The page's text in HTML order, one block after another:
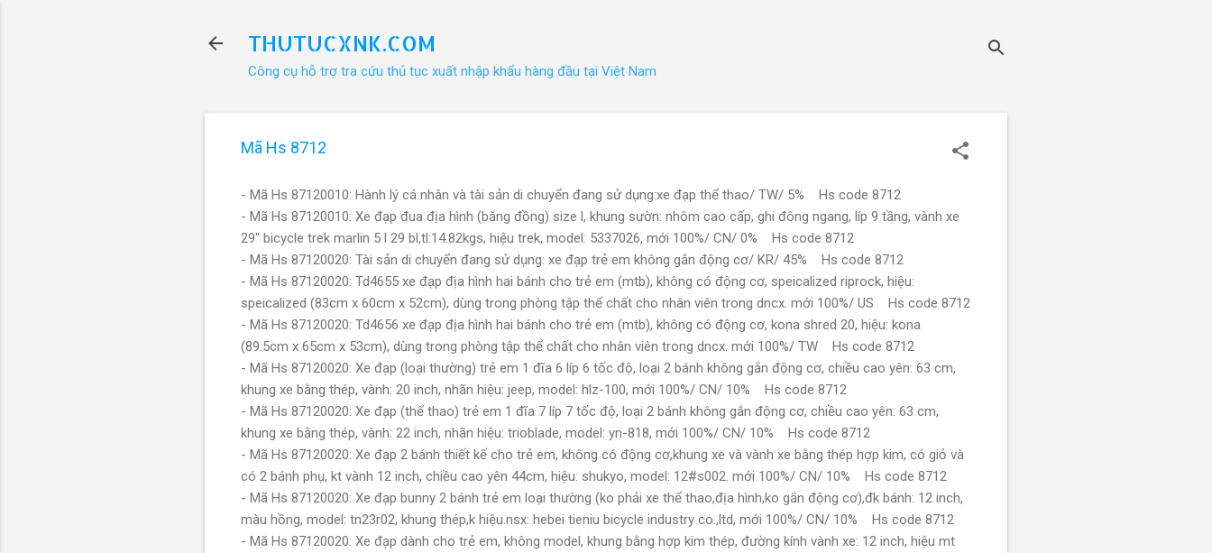
THUTUCXNK.COM
Công cụ hỗ trợ tra cứu thủ tục xuất nhập khẩu hàng đầu tại Việt Nam
Mã Hs 8712
- Mã Hs 87120010: Hành lý cá nhân và tài sản di chuyển đang sử dụng:xe đạp thể thao/ TW/ 5% Hs code 8712
- Mã Hs 87120010: Xe đạp đua địa hình (băng đồng) size l, khung sườn: nhôm cao cấp, ghi đông ngang, líp 9 tầng, vành xe
29" bicycle trek marlin 5 l 29 bl,tl:14.82kgs, hiệu trek, model: 5337026, mới 100%/ CN/ 0% Hs code 8712
- Mã Hs 87120020: Tài sản di chuyển đang sử dụng: xe đạp trẻ em không gắn động cơ/ KR/ 45% Hs code 8712
- Mã Hs 87120020: Td4655 xe đạp địa hình hai bánh cho trẻ em (mtb), không có động cơ, speicalized riprock, hiệu:
speicalized (83cm x 60cm x 52cm), dùng trong phòng tập thể chất cho nhân viên trong dncx. mới 100%/ US Hs code 8712
- Mã Hs 87120020: Td4656 xe đạp địa hình hai bánh cho trẻ em (mtb), không có động cơ, kona shred 20, hiệu: kona
(89.5cm x 65cm x 53cm), dùng trong phòng tập thể chất cho nhân viên trong dncx. mới 100%/ TW Hs code 8712
- Mã Hs 87120020: Xe đạp (loại thường) trẻ em 1 đĩa 6 líp 6 tốc độ, loại 2 bánh không gắn động cơ, chiều cao yên: 63 cm,
khung xe bằng thép, vành: 20 inch, nhãn hiệu: jeep, model: hlz-100, mới 100%/ CN/ 10% Hs code 8712
- Mã Hs 87120020: Xe đạp (thể thao) trẻ em 1 đĩa 7 líp 7 tốc độ, loại 2 bánh không gắn động cơ, chiều cao yên: 63 cm,
khung xe bằng thép, vành: 22 inch, nhãn hiệu: trioblade, model: yn-818, mới 100%/ CN/ 10% Hs code 8712
- Mã Hs 87120020: Xe đạp 2 bánh thiết kế cho trẻ em, không có động cơ,khung xe và vành xe bằng thép hợp kim, có giỏ và
có 2 bánh phụ, kt vành 12 inch, chiều cao yên 44cm, hiệu: shukyo, model: 12#s002. mới 100%/ CN/ 10% Hs code 8712
- Mã Hs 87120020: Xe đạp bunny 2 bánh trẻ em loại thường (ko phải xe thể thao,địa hình,ko gắn động cơ),đk bánh: 12 inch,
màu hồng, model: tn23r02, khung thép,k hiệu.nsx: hebei tieniu bicycle industry co.,ltd, mới 100%/ CN/ 10% Hs code 8712
- Mã Hs 87120020: Xe đạp dành cho trẻ em, không model, khung bằng hợp kim thép, đường kính vành xe: 12 inch, hiệu mt